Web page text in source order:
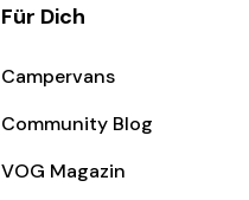
Für Dich
Campervans
Community Blog
VOG Magazin